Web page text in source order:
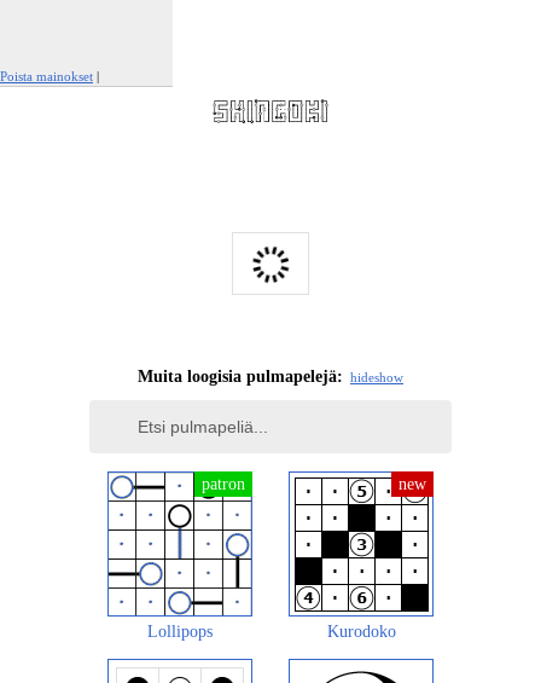
Poista mainokset |
Muita loogisia pulmapelejä: hideshow
Lollipops Kurodoko